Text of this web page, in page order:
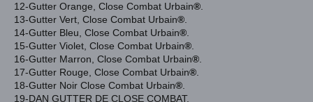
12-Gutter Orange, Close Combat Urbain®
13-Gutter Vert, Close Combat Urbain®
14-Gutter Bleu, Close Combat Urbain®
15-Gutter Violet, Close Combat Urbain®
16-Gutter Marron, Close Combat Urbain®
17-Gutter Rouge, Close Combat Urbain®
18-Gutter Noir Close Combat Urbain®
19-DAN GUTTER DE CLOSE COMBAT.